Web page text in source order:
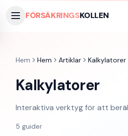
FÖRSÄKRINGSKOLLEN
Hem Hem Artiklar Kalkylatorer
Kalkylatorer
Interaktiva verktyg för att
5 guider